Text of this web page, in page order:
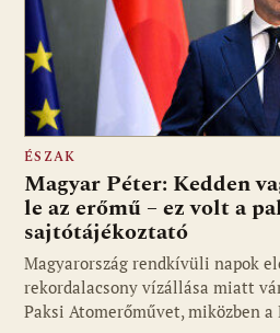
ÉSZAK
Magyar Péter: Kedden
le az erőmű – ez volt a
sajtótájékoztató
Magyarország rendkívüli napok
rekordalacsony vízállása miatt
Paksi Atomerőművet, miközben